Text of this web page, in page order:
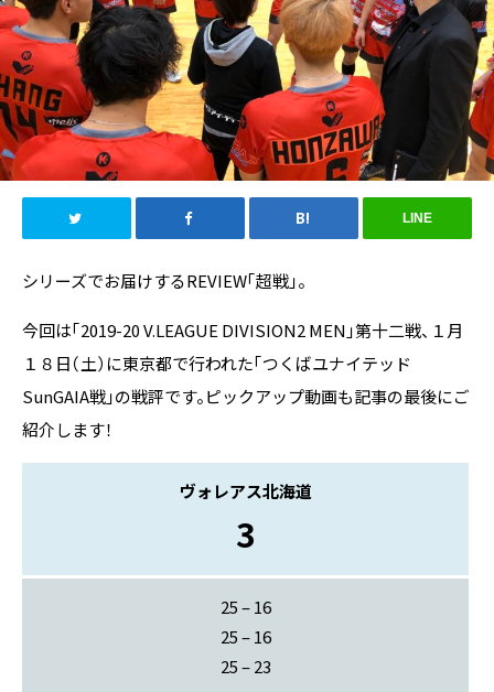
LINE
シリーズでお届けするREVIEW「超戦」。
今回は「2019-20 V.LEAGUE DIVISION2 MEN」第十二戦、１月
１８日（土）に東京都で行われた「つくばユナイテッド
SunGAIA戦」の戦評です。ピックアップ動画も記事の最後にご
紹介します！
ヴォレアス北海道
3
25 – 16
25 – 16
25 – 23